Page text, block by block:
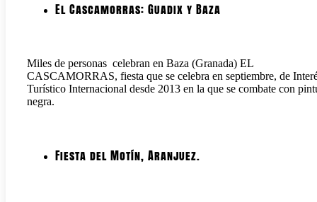
El Cascamorras: Guadix y Baza
Miles de personas celebran en Baza (Granada) EL
CASCAMORRAS, fiesta que se celebra en septiembre, de
Turístico Internacional desde 2013 en la que se combate con
negra.
Fiesta del Motín, Aranjuez.